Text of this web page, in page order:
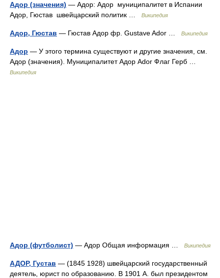
Адор (значения) — Адор: Адор муниципалитет в Испании
Адор, Гюстав швейцарский политик …
Википедия
Адор, Гюстав — Гюстав Адор фр. Gustave Ador … Википедия
Адор — У этого термина существуют и другие значения, см.
Адор (значения). Муниципалитет Адор Ador Флаг Герб …
Википедия
Адор (футболист) — Адор Общая информация … Википедия
АДОР, Густав — (1845 1928) швейцарский государственный
деятель, юрист по образованию. В 1901 А. был президентом